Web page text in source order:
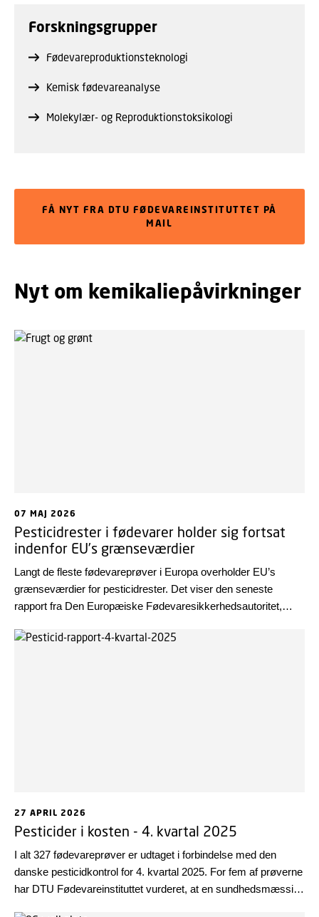
Forskningsgrupper
Fødevareproduktionsteknologi
Kemisk fødevareanalyse
Molekylær- og Reproduktionstoksikologi
FÅ NYT FRA DTU FØDEVAREINSTITUTTET PÅ
MAIL
Nyt om kemikaliepåvirkninger
07 MAJ 2026
Pesticidrester i fødevarer holder sig fortsat
indenfor EU’s grænseværdier
Langt de fleste fødevareprøver i Europa overholder EU’s
grænseværdier for pesticidrester. Det viser den seneste
rapport fra Den Europæiske Fødevaresikkerhedsautoritet,
Europa, og på baggrund af resultaterne vurderer EFSA, at
27 APRIL 2026
Pesticider i kosten - 4. kvartal 2025
I alt 327 fødevareprøver er udtaget i forbindelse med den
danske pesticidkontrol for 4. kvartal 2025. For fem af prøverne
har DTU Fødevareinstituttet vurderet, at en sundhedsmæssig